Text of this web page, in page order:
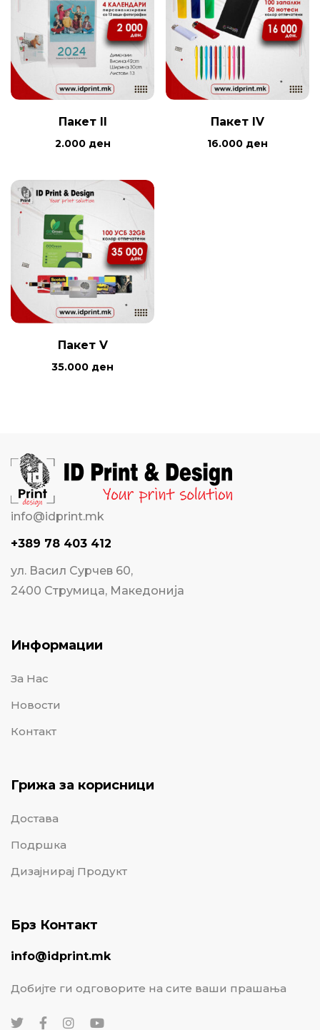
Пакет II
2.000 ден
Пакет IV
16.000 ден
Пакет V
35.000 ден
info@idprint.mk
+389 78 403 412
ул. Васил Сурчев 60,
2400 Струмица, Македонија
Информации
За Нас
Новости
Контакт
Грижа за корисници
Достава
Подршка
Дизајнирај Продукт
Брз Контакт
info@idprint.mk
Добијте ги одговорите на сите ваши прашања